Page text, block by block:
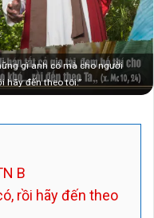
gì anh có mà cho người
hãy đến theo tôi.”
B
rồi hãy đến theo